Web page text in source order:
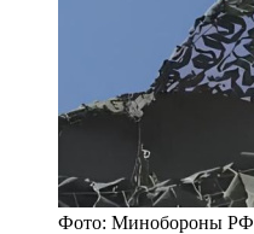
Фото: Минобороны РФ